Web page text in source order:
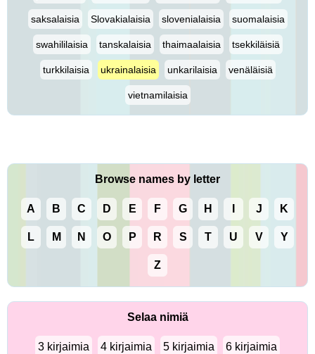
saksalaisia Slovakialaisia slovenialaisia suomalaisia
swahililaisia tanskalaisia thaimaalaisia tsekkiläisiä
turkkilaisia ukrainalaisia unkarilaisia venäläisiä
vietnamilaisia
Browse names by letter
A B C D E F G H J K
L M N O P R S T U V Y
Z
Selaa nimiä
3 kirjaimia 4 kirjaimia 5 kirjaimia 6 kirjaimia